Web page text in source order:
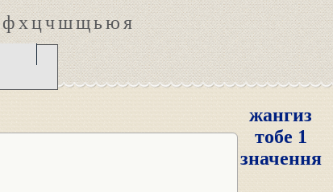
фхцчшщьюя
жангиз
тобе 1
значення